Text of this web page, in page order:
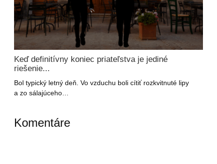
Keď definitívny koniec priateľstva je jediné
riešenie...
Bol typický letný deň. Vo vzduchu boli cítiť rozkvitnuté lipy
a zo sálajúceho…
Komentáre